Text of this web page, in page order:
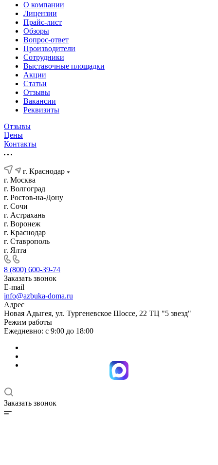
О компании
Лицензии
Прайс-лист
Обзоры
Вопрос-ответ
Производители
Сотрудники
Выставочные площадки
Акции
Статьи
Отзывы
Вакансии
Реквизиты
Отзывы
Цены
Контакты
г. Краснодар
г. Москва
г. Волгоград
г. Ростов-на-Дону
г. Сочи
г. Астрахань
г. Воронеж
г. Краснодар
г. Ставрополь
г. Ялта
8 (800) 600-39-74
Заказать звонок
E-mail
info@azbuka-doma.ru
Адрес
Новая Адыгея, ул. Тургеневское Шоссе, 22 ТЦ "5 звезд"
Режим работы
Ежедневно: с 9:00 до 18:00
Заказать звонок